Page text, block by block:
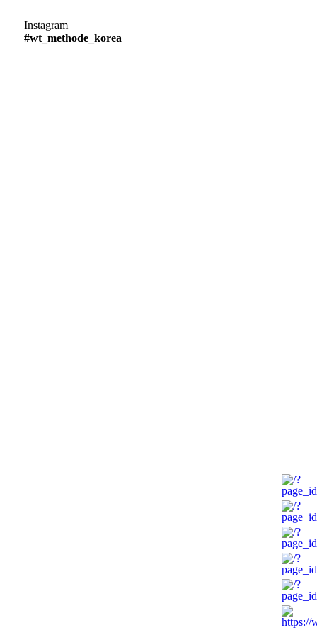
Instagram
#wt_methode_korea